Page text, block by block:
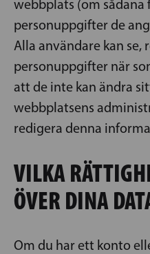
webbplats (om sådana
personuppgifter de
Alla användare kan se,
personuppgifter när
att de inte kan ändra
webbplatsens
redigera denna
VILKA
ÖVER DINA
Om du har ett konto